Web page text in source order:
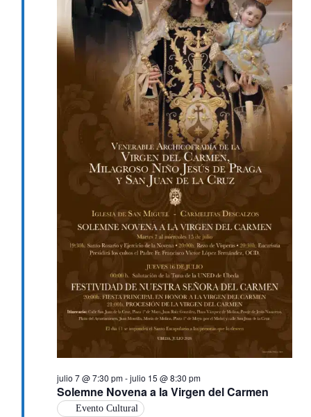
Solemne Novena a la Virgen del Carmen
julio 7 @ 7:30 pm-julio 15 @ 8:30 pm
Evento Cultural